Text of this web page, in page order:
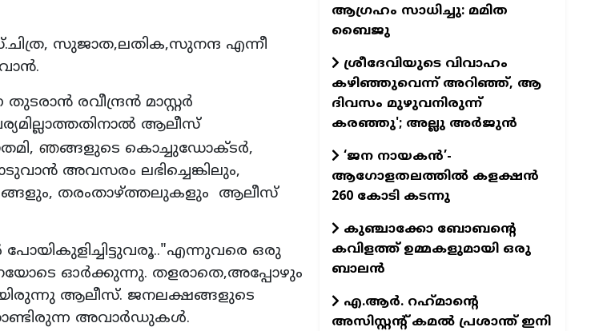
സുജാത,ലതിക,സുനന്ദ എന്നീ
രവീന്ദ്രൻ മാസ്റ്റർ
ആലീസ്
ഞങ്ങളുടെ കൊച്ചുഡോക്ടർ,
അവസരം ലഭിച്ചെങ്കിലും,
തരംതാഴ്ത്തലുകളും ആലീസ്
ഒരു
ഓർക്കുന്നു. തളരാതെ,അപ്പോഴും
ആലീസ്. ജനലക്ഷങ്ങളുടെ
അവാർഡുകൾ.
ആഗ്രഹം സാധിച്ചു: മമിത
ബൈജു
ശ്രീദേവിയുടെ വിവാഹം
കഴിഞ്ഞുവെന്ന് അറിഞ്ഞ്, ആ
ദിവസം മുഴുവനിരുന്ന്
കരഞ്ഞു'; അല്ലു അര്‍ജുന്‍
‘ജന നായകൻ’-
ആഗോളതലത്തിൽ കളക്ഷൻ
260 കോടി കടന്നു
കുഞ്ചാക്കോ ബോബന്റെ
കവിളത്ത് ഉമ്മകളുമായി ഒരു
ബാലന്‍
എ.ആര്‍. റഹ്‌മാന്റെ
അസിസ്റ്റന്റ് കമല്‍ പ്രശാന്ത് ഇനി